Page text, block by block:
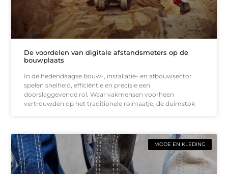
De voordelen van digitale afstandsmeters op de
bouwplaats
In de hedendaagse bouw-, installatie- en afbouwsector
spelen snelheid, efficiëntie en precisie een
doorslaggevende rol. Waar vakmensen voorheen
vertrouwden op het traditionele rolmaatje, de duimstok
MODE EN KLEDING